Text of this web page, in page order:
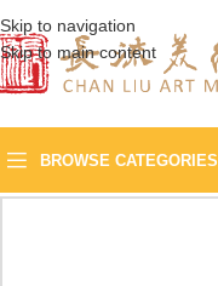
Skip to navigation
Skip to main content
BROWSE CATEGORIES